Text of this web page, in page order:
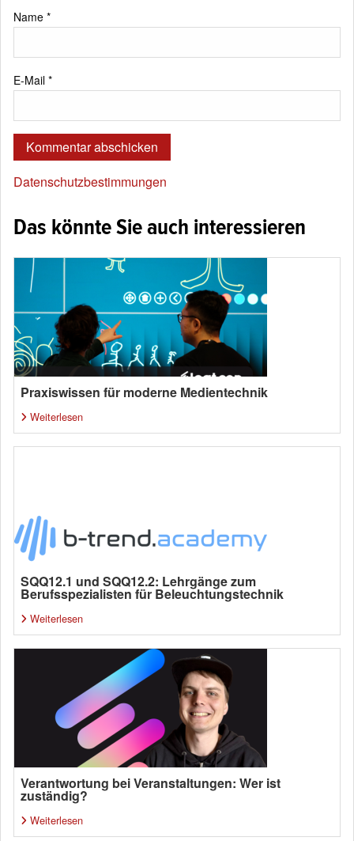
Name *
E-Mail *
Datenschutzbestimmungen
Das könnte Sie auch interessieren
Praxiswissen für moderne Medientechnik
Weiterlesen
SQQ12.1 und SQQ12.2: Lehrgänge zum
Berufsspezialisten für Beleuchtungstechnik
Weiterlesen
Verantwortung bei Veranstaltungen: Wer ist
zuständig?
Weiterlesen